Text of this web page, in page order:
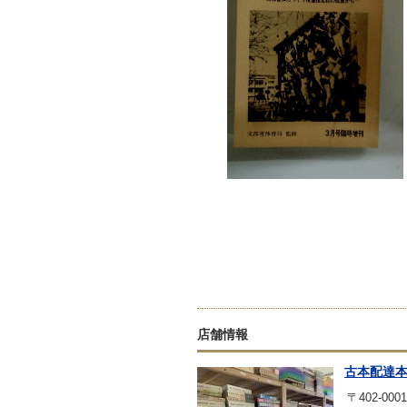
店舗情報
古本配達
〒402-0001